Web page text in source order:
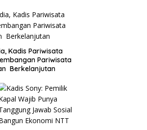
Kadis Pariwisata
Pariwisata
Berkelanjutan